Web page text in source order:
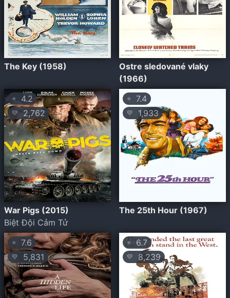
The Key (1958)
Ostre sledované vlaky
(1966)
⭐ 4.2
💛 2,762
War Pigs (2015)
Biệt Đội Cảm Tử
⭐ 7.4
💛 1,933
The 25th Hour (1967)
⭐ 7.6
💛 5,831
⭐ 6.7
💛 8,239